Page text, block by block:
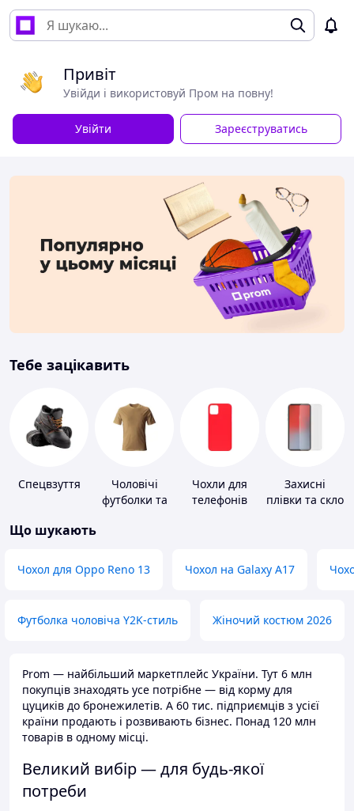
Привіт
Увійди і використовуй Пром на повну!
Увійти Зареєструватись
Тебе зацікавить
Спецвзуття
Чоловічі
футболки та
Чохли для
телефонів
Захисні
плівки та скло
Що шукають
Чохол для Oppo Reno 13 Чохол на Galaxy A17
Футболка чоловіча Y2K-стиль Жіночий костюм 2026
Prom — найбільший маркетплейс України. Тут 6 млн
покупців знаходять усе потрібне — від корму для
цуциків до бронежилетів. А 60 тис. підприємців з усієї
країни продають і розвивають бізнес. Понад 120 млн
товарів в одному місці.
Великий вибір — для будь-якої
потреби